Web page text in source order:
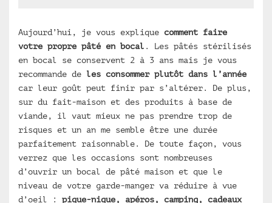
Aujourd’hui, je vous explique comment faire
votre propre pâté en bocal . Les pâtés stérilisés
en bocal se conservent 2 à 3 ans mais je vous
recommande de les consommer plutôt dans l’année
car leur goût peut finir par s’altérer. De plus,
sur du fait-maison et des produits à base de
viande, il vaut mieux ne pas prendre trop de
risques et un an me semble être une durée
parfaitement raisonnable. De toute façon, vous
verrez que les occasions sont nombreuses
d’ouvrir un bocal de pâté maison et que le
niveau de votre garde-manger va réduire à vue
d’oeil : pique-nique, apéros, camping, cadeaux